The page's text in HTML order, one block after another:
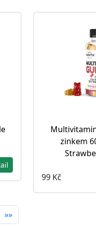
zinkem
99 Kč
»»